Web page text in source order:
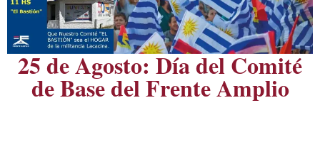
25 de Agosto: Día del Comité
de Base del Frente Amplio